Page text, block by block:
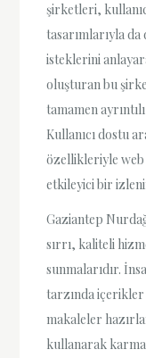
şirketleri,
tasarımlarıyla
isteklerini
oluşturan bu
tamamen
Kullanıcı dostu
özellikleriyle
etkileyici bir
Gaziantep
sırrı, kaliteli
sunmalarıdır.
tarzında
makaleler
kullanarak